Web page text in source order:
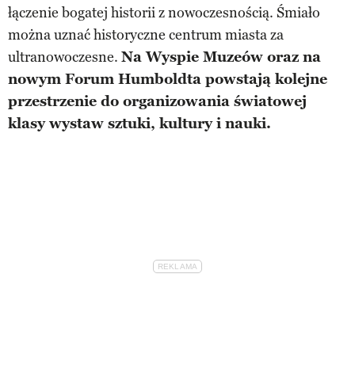
łączenie bogatej historii z nowoczesnością. Śmiało
można uznać historyczne centrum miasta za
ultranowoczesne. Na Wyspie Muzeów oraz na
nowym Forum Humboldta powstają kolejne
przestrzenie do organizowania światowej
klasy wystaw sztuki, kultury i nauki.